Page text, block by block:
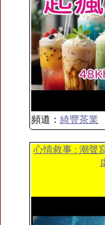
頻道： 綺豐茶業
心情敘事 : 潮聲